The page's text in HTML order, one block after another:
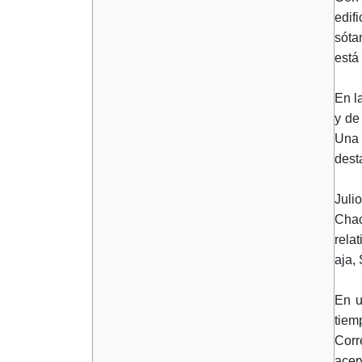
está
En
y de
aja,
En